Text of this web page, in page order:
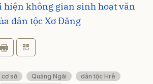
hiện không gian sinh hoạt văn
dân tộc Xơ Đăng
sở Quảng Ngãi
dân tộc Hrê